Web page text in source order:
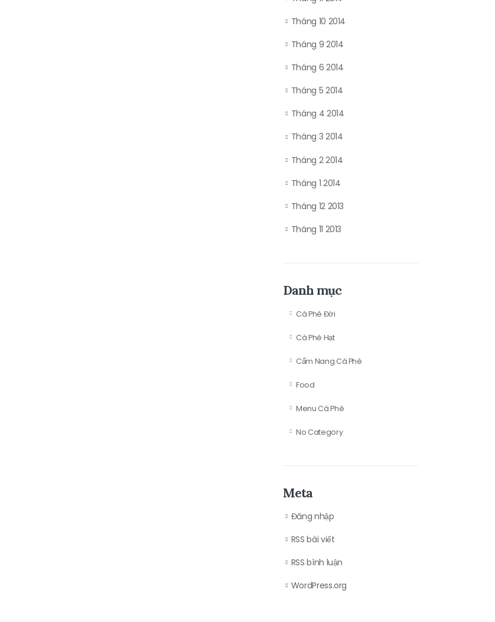
Tháng 10 2014
Tháng 9 2014
Tháng 6 2014
Tháng 5 2014
Tháng 4 2014
Tháng 3 2014
Tháng 2 2014
Tháng 1 2014
Tháng 12 2013
Tháng 11 2013
Danh mục
Cà Phê Đời
Cà Phê Hạt
Cẩm Nang Cà Phê
Food
Menu Cà Phê
No Category
Meta
Đăng nhập
RSS bài viết
RSS bình luận
WordPress.org